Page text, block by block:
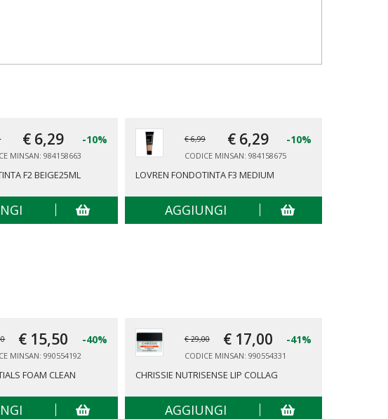
€ 6,29 -10%
MINSAN: 984158663
F2 BEIGE25ML
€ 6,99 € 6,29 -10%
CODICE MINSAN: 984158675
LOVREN FONDOTINTA F3 MEDIUM
AGGIUNGI
€ 15,50 -40%
MINSAN: 990554192
FOAM CLEAN
€ 29,00 € 17,00 -41%
CODICE MINSAN: 990554331
CHRISSIE NUTRISENSE LIP COLLAG
AGGIUNGI